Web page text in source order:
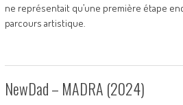
ne représentait qu’une première étape
parcours artistique.
NewDad – MADRA (2024)